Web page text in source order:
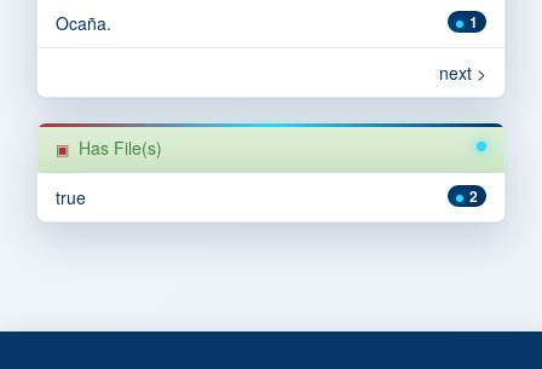
1
Ocaña.
next >
Has File(s)
2
true